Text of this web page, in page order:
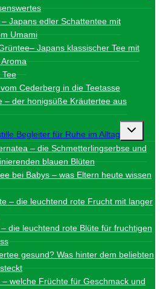
Japans edler Schattentee mit
Umami
Japans klassischer Tee mit
Tee
Cederberg in die Teetasse
– der honigsüße Kräutertee aus
Begleiter für Ruhe im Alltag
– die Schmetterlingserbse und
blauen Blüten
bei Babys – was Eltern heute wissen
– die leuchtend rote Frucht mit langer
die leuchtend rote Blüte für fruchtigen
gesund? Was hinter dem beliebten
– welche Früchte für Geschmack und